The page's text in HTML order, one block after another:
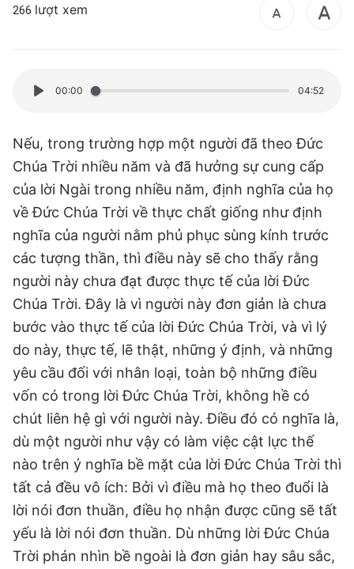
266 lượt xem
00:00 04:52
Nếu, trong trường hợp một người đã theo Đức
Chúa Trời nhiều năm và đã hưởng sự cung cấp
của lời Ngài trong nhiều năm, định nghĩa của họ
về Đức Chúa Trời về thực chất giống như định
nghĩa của người nằm phủ phục sùng kính trước
các tượng thần, thì điều này sẽ cho thấy rằng
người này chưa đạt được thực tế của lời Đức
Chúa Trời. Đây là vì người này đơn giản là chưa
bước vào thực tế của lời Đức Chúa Trời, và vì lý
do này, thực tế, lẽ thật, những ý định, và những
yêu cầu đối với nhân loại, toàn bộ những điều
vốn có trong lời Đức Chúa Trời, không hề có
chút liên hệ gì với người này. Điều đó có nghĩa là,
dù một người như vậy có làm việc cật lực thế
nào trên ý nghĩa bề mặt của lời Đức Chúa Trời thì
tất cả đều vô ích: Bởi vì điều mà họ theo đuổi là
lời nói đơn thuần, điều họ nhận được cũng sẽ tất
yếu là lời nói đơn thuần. Dù những lời Đức Chúa
Trời phán nhìn bề ngoài là đơn giản hay sâu sắc,